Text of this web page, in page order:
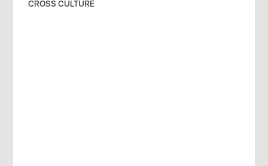
CROSS CULTURE